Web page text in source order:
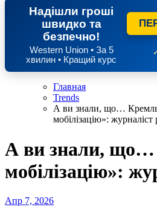
Надішли гроші
швидко та
безпечно!
Western Union • За 5
хвилин • Кращий курс
Главная
Trends
А ви знали, що… Кремль
мобілізацію»:
А ви знали, що…
мобілізацію»:
Апр 7, 2026